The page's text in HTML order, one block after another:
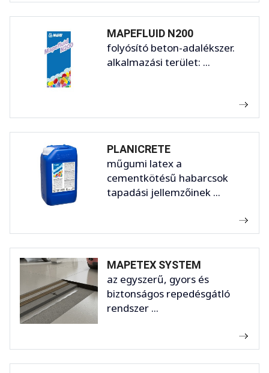
MAPEFLUID N200
folyósító beton-adalékszer.
alkalmazási terület: ...
PLANICRETE
műgumi latex a
cementkötésű habarcsok
tapadási jellemzőinek ...
MAPETEX SYSTEM
az egyszerű, gyors és
biztonságos repedésgátló
rendszer ...